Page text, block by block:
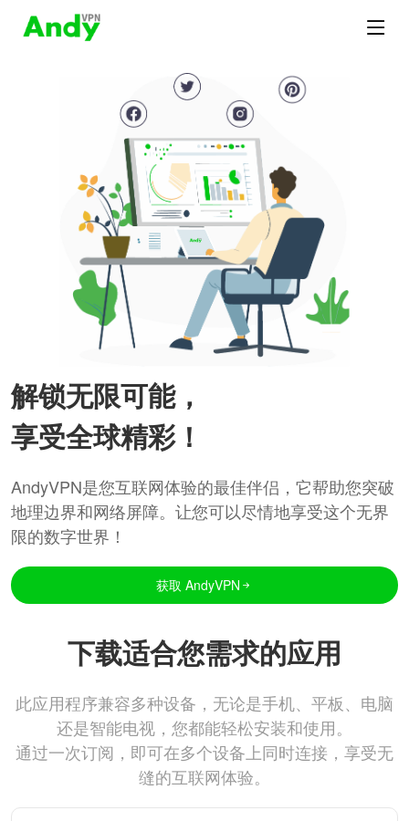
解锁无限可能，
享受全球精彩！
AndyVPN是您互联网体验的最佳伴侣，它帮助您突破
地理边界和网络屏障。让您可以尽情地享受这个无界
限的数字世界！
获取 AndyVPN
下载适合您需求的应用
此应用程序兼容多种设备，无论是手机、平板、电脑
还是智能电视，您都能轻松安装和使用。
通过一次订阅，即可在多个设备上同时连接，享受无
缝的互联网体验。